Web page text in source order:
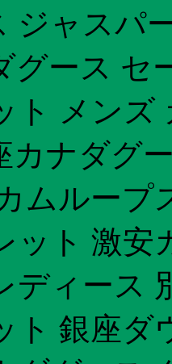
ジャスパ
グース セ
ト メンズ
カナダグ
ムルー
ット 激
ディース
ト 銀座ダ